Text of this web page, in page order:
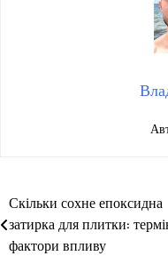
Навігація
записів
Скільки сохне епоксидна
затирка для плитки:
фактори впливу